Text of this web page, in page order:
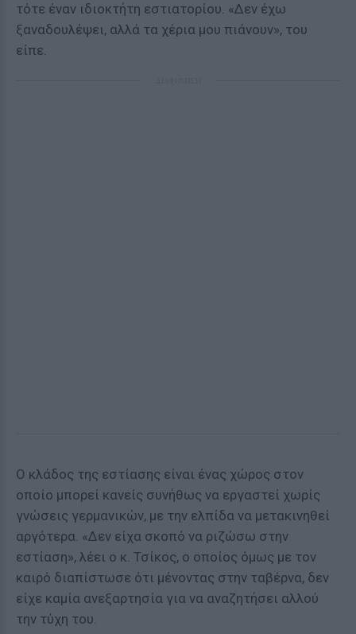
τότε έναν ιδιοκτήτη εστιατορίου. «Δεν έχω
ξαναδουλέψει, αλλά τα χέρια μου πιάνουν», του
είπε.
Ο κλάδος της εστίασης είναι ένας χώρος στον
οποίο μπορεί κανείς συνήθως να εργαστεί χωρίς
γνώσεις γερμανικών, με την ελπίδα να μετακινηθεί
αργότερα. «Δεν είχα σκοπό να ριζώσω στην
εστίαση», λέει ο κ. Τσίκος, ο οποίος όμως με τον
καιρό διαπίστωσε ότι μένοντας στην ταβέρνα, δεν
είχε καμία ανεξαρτησία για να αναζητήσει αλλού
την τύχη του.